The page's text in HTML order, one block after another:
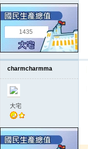
1435
charmcharmma
大宅